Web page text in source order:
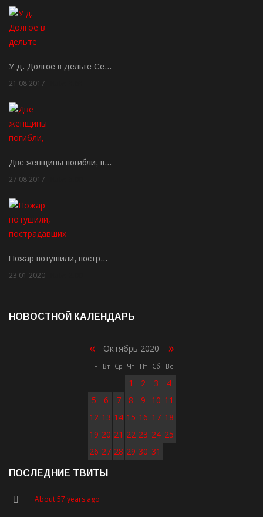
У д. Долгое в дельте Се…
21.08.2017
Две женщины погибли, п…
27.08.2017
Пожар потушили, постр…
23.01.2020
НОВОСТНОЙ КАЛЕНДАРЬ
« Октябрь 2020 »
Пн Вт Ср Чт Пт Сб Вс
1 2 3
4
5
6 7 8 9 10 11
12 13 14 15 16 17 18
19 20 21 22 23 24 25
26 27 28 29 30 31
ПОСЛЕДНИЕ ТВИТЫ
About 57 years ago